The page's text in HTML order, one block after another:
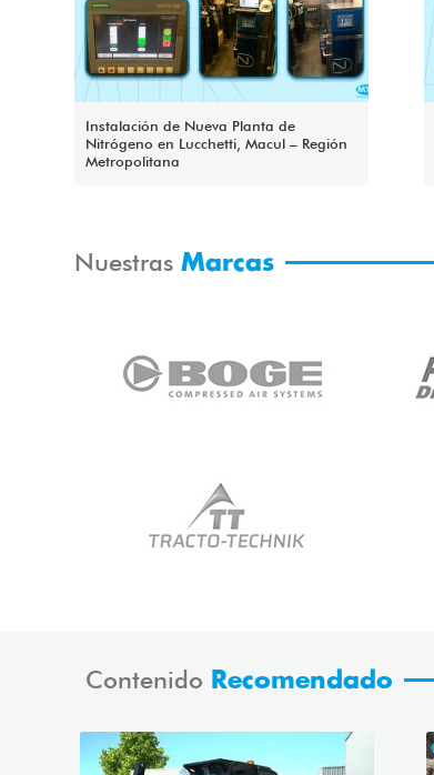
Instalación de Nueva Planta de
Nitrógeno en Lucchetti, Macul – Región
Metropolitana
Nuestras Marcas
Contenido Recomendado